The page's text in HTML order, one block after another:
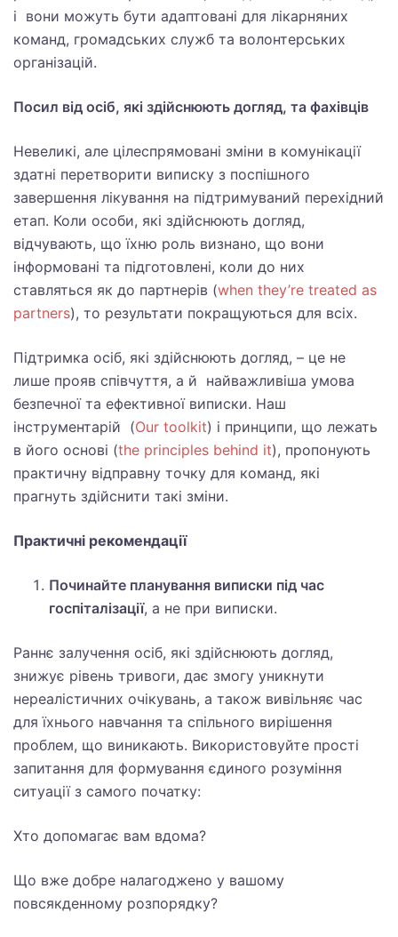
і вони можуть бути адаптовані для лікарняних
команд, громадських служб та волонтерських
організацій.
Посил від осіб, які здійснюють догляд, та фахівців
Невеликі, але цілеспрямовані зміни в комунікації
здатні перетворити виписку з поспішного
завершення лікування на підтримуваний перехідний
етап. Коли особи, які здійснюють догляд,
відчувають, що їхню роль визнано, що вони
інформовані та підготовлені, коли до них
ставляться як до партнерів (when they’re treated as
partners), то результати покращуються для всіх.
Підтримка осіб, які здійснюють догляд, – це не
лише прояв співчуття, а й найважливіша умова
безпечної та ефективної виписки. Наш
інструментарій (Our toolkit) і принципи, що лежать
в його основі (the principles behind it), пропонують
практичну відправну точку для команд, які
прагнуть здійснити такі зміни.
Практичні рекомендації
Починайте планування виписки під час
госпіталізації, а не при виписки.
Раннє залучення осіб, які здійснюють догляд,
знижує рівень тривоги, дає змогу уникнути
нереалістичних очікувань, а також вивільняє час
для їхнього навчання та спільного вирішення
проблем, що виникають. Використовуйте прості
запитання для формування єдиного розуміння
ситуації з самого початку:
Хто допомагає вам вдома?
Що вже добре налагоджено у вашому
повсякденному розпорядку?